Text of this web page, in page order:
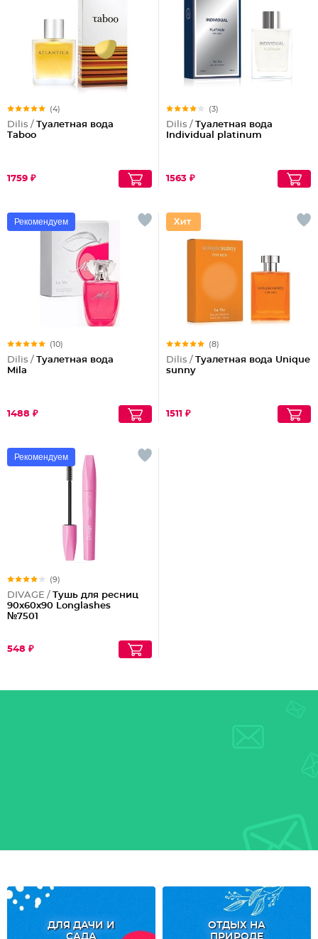
(4)
Dilis / Туалетная вода
Taboo
1759 ₽
(3)
Dilis / Туалетная вода
Individual platinum
1563 ₽
Рекомендуем
(10)
Dilis / Туалетная вода
Mila
1488 ₽
(8)
Dilis / Туалетная вода Unique
sunny
1511 ₽
Рекомендуем
(9)
DIVAGE / Тушь для ресниц
90x60x90 Longlashes
№7501
548 ₽
ДЛЯ ДАЧИ И
САДА
ОТДЫХ НА
ПРИРОДЕ